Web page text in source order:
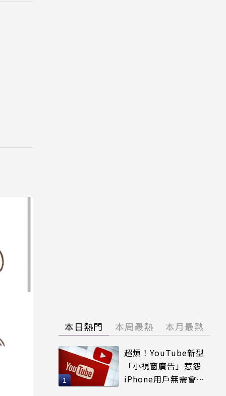
本日熱門 本周最熱 本月最熱
超煩！YouTube新型
「小視窗廣告」惹怨
iPhone用戶無需會員